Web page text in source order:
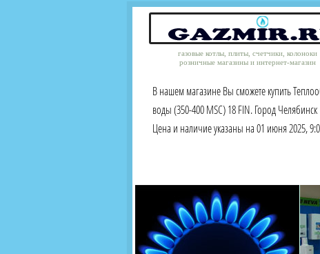
газовые котлы, плиты, счетчики, колоноки
розничные магазины и интернет-магазин
В нашем магазине Вы сможете купить
воды (350-400 MSC) 18 FIN. Город Челябинск
Цена и наличие указаны на 01 июня 2025,
Мы